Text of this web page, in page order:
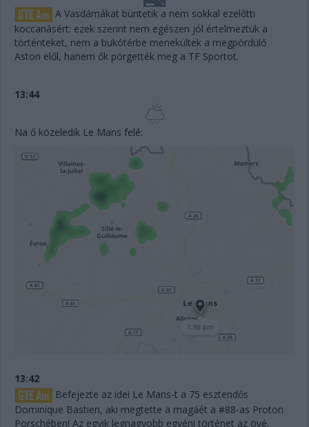
A Vasdámákat büntetik a nem sokkal ezelőtti
koccanásért: ezek szerint nem egészen jól értelmeztük a
történteket, nem a bukótérbe menekültek a megpördülő
Aston elől, hanem ők pörgették meg a TF Sportot.
13:44
Na ő közeledik Le Mans felé:
13:42
Befejezte az idei Le Mans-t a 75 esztendős
Dominique Bastien, aki megtette a magáét a #88-as Proton
Porschében! Az egyik legnagyobb egyéni történet az övé.